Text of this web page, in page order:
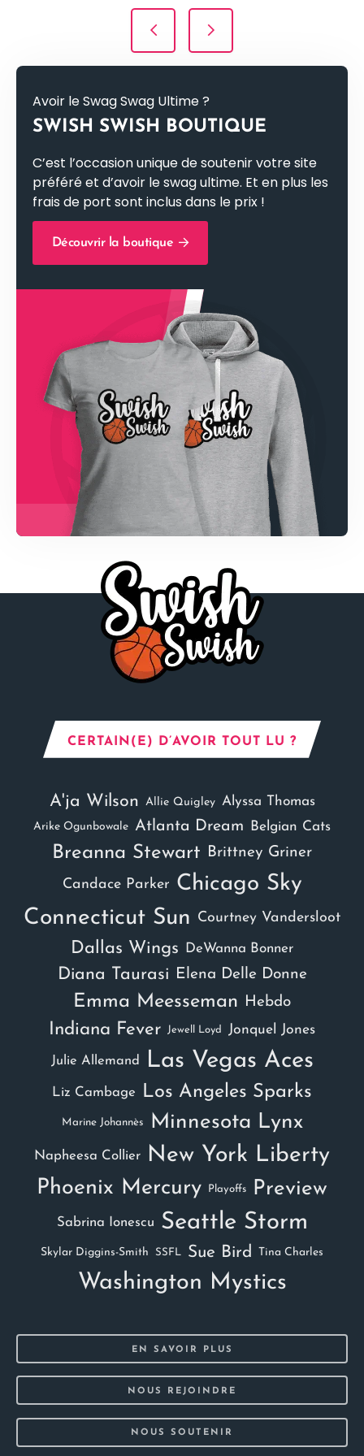
Navigation de l’article
Avoir le Swag Swag Ultime ?
SWISH SWISH BOUTIQUE
C’est l’occasion unique de soutenir votre site
préféré et d’avoir le swag ultime. Et en plus les
frais de port sont inclus dans le prix !
Découvrir la boutique
CERTAIN(E) D’AVOIR TOUT LU ?
A'ja Wilson Allie Quigley Alyssa Thomas
Arike Ogunbowale Atlanta Dream Belgian Cats
Breanna Stewart Brittney Griner
Candace Parker Chicago Sky
Connecticut Sun
Courtney Vandersloot
Dallas Wings DeWanna Bonner
Diana Taurasi Elena Delle Donne
Emma Meesseman Hebdo
Indiana Fever Jewell Loyd Jonquel Jones
Julie Allemand Las Vegas Aces
Liz Cambage Los Angeles Sparks
Marine Johannès Minnesota Lynx
Napheesa Collier New York Liberty
Phoenix Mercury Playoffs Preview
Sabrina Ionescu Seattle Storm
Skylar Diggins-Smith SSFL Sue Bird Tina Charles
Washington Mystics
EN SAVOIR PLUS
NOUS REJOINDRE
NOUS SOUTENIR